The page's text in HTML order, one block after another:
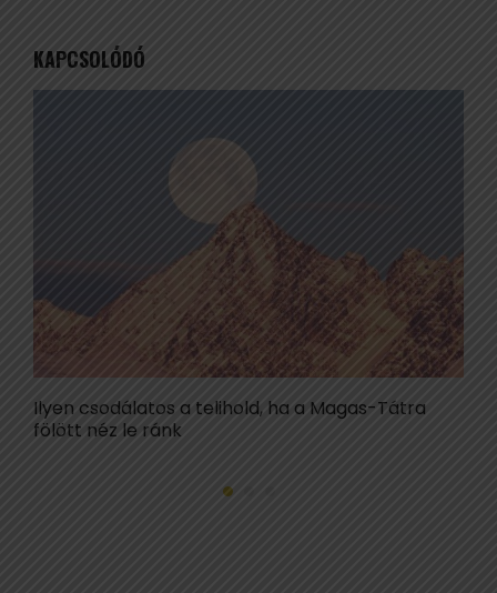
KAPCSOLÓDÓ
Ilyen csodálatos a telihold, ha a Magas-Tátra
fölött néz le ránk